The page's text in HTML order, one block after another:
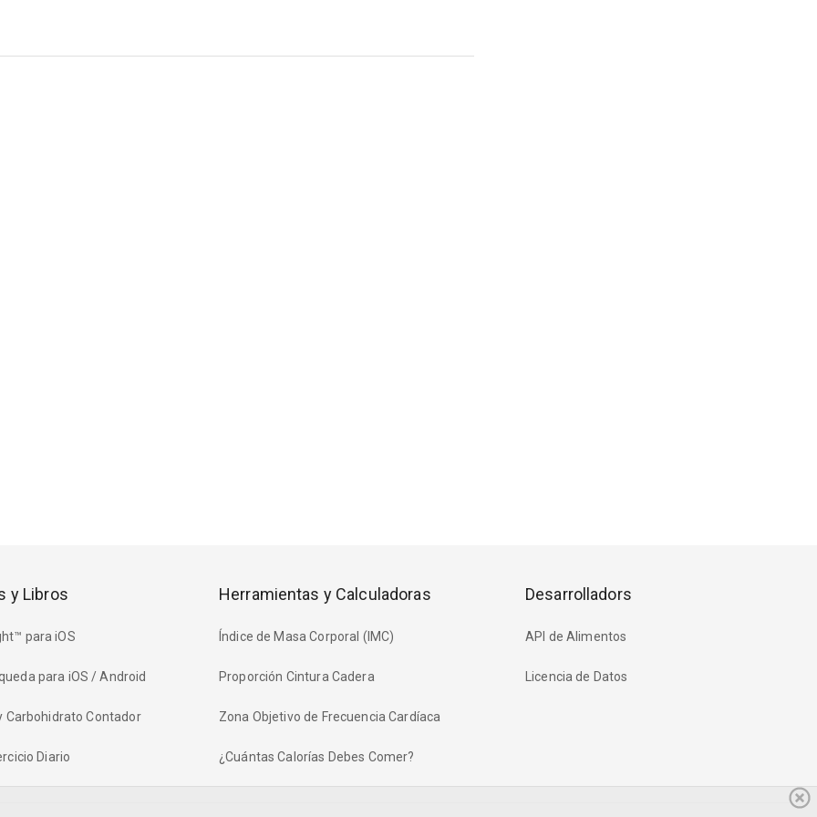
y Libros
para iOS
para iOS / Android
Carbohidrato Contador
Diario
Herramientas y Calculadoras
Índice de Masa Corporal (IMC)
Proporción Cintura Cadera
Zona Objetivo de Frecuencia Cardíaca
¿Cuántas Calorías Debes Comer?
Desarrolladors
API de Alimentos
Licencia de Datos